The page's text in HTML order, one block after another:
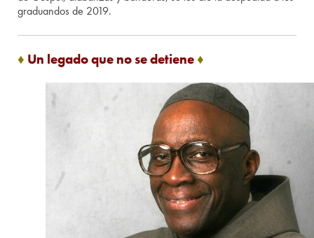
graduandos de 2019.
♦ Un legado que no se detiene♦